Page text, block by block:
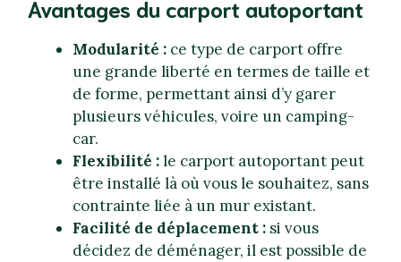
Avantages du carport autoportant
Modularité : ce type de carport offre
une grande liberté en termes de taille et
de forme, permettant ainsi d’y garer
plusieurs véhicules, voire un camping-
car.
Flexibilité :le carport autoportant peut
être installé là où vous le souhaitez, sans
contrainte liée à un mur existant.
Facilité de déplacement : si vous
décidez de déménager, il est possible de